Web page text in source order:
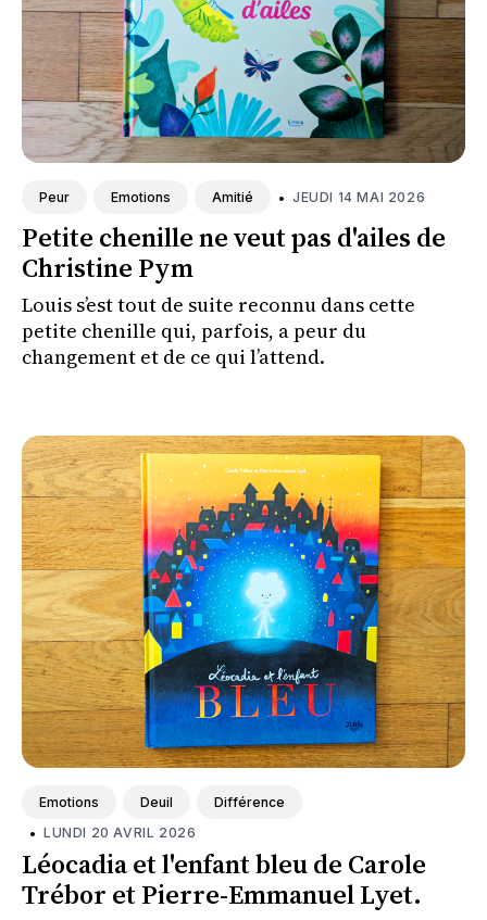
Peur Emotions Amitié • JEUDI 14 MAI 2026
Petite chenille ne veut pas d'ailes de
Christine Pym
Louis s’est tout de suite reconnu dans cette
petite chenille qui, parfois, a peur du
changement et de ce qui l’attend.
Emotions Deuil Différence
• LUNDI 20 AVRIL 2026
Léocadia et l'enfant bleu de Carole
Trébor et Pierre-Emmanuel Lyet.